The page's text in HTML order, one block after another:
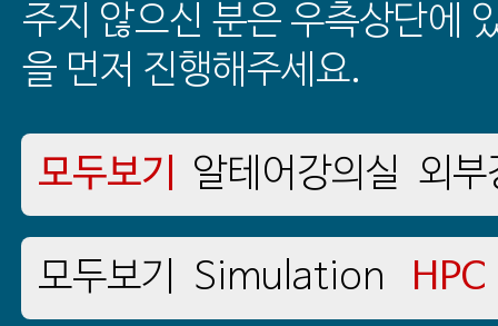
주지 않으신 분은 우측상단에
을 먼저 진행해주세요.
모두보기 알테어강의실 외부
모두보기 Simulation HPC